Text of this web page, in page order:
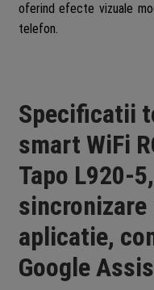
oferind efecte vizuale
telefon.
Specificatii
smart WiFi
Tapo L920-
aplicatie,
Google